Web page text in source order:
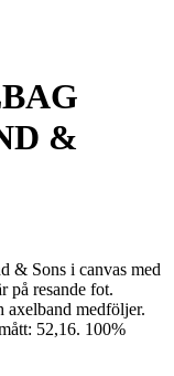
&
& Sons i canvas med
på resande fot.
axelband medföljer.
52,16. 100%